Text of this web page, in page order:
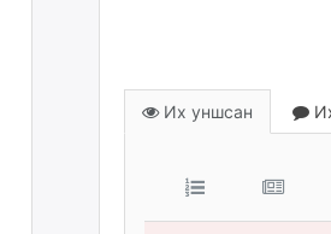
Их уншсан